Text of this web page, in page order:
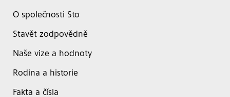
O společnosti Sto
Stavět zodpovědně
Naše vize a hodnoty
Rodina a historie
Fakta a čísla